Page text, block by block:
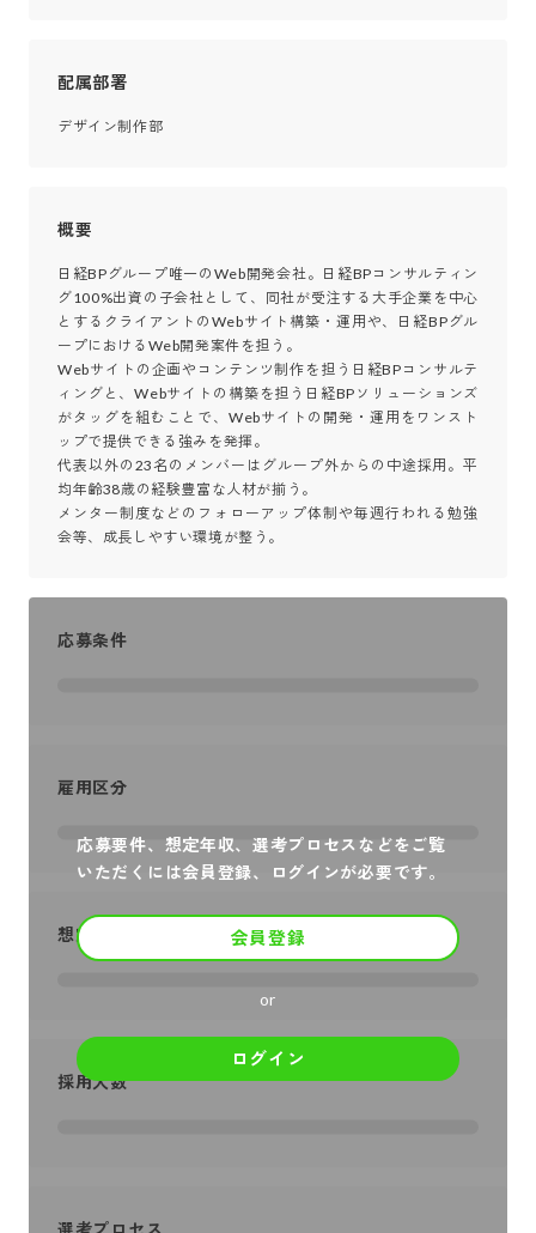
配属部署
デザイン制作部
概要
日経BPグループ唯一のWeb開発会社。日経BPコンサルティン
グ100%出資の子会社として、同社が受注する大手企業を中心
とするクライアントのWebサイト構築・運用や、日経BPグル
ープにおけるWeb開発案件を担う。
Webサイトの企画やコンテンツ制作を担う日経BPコンサルテ
ィングと、Webサイトの構築を担う日経BPソリューションズ
がタッグを組むことで、Webサイトの開発・運用をワンスト
ップで提供できる強みを発揮。
代表以外の23名のメンバーはグループ外からの中途採用。平
均年齢38歳の経験豊富な人材が揃う。
メンター制度などのフォローアップ体制や毎週行われる勉強
会等、成長しやすい環境が整う。
応募要件、想定年収、選考プロセスなどをご覧
いただくには会員登録、ログインが必要です。
会員登録
or
ログイン
応募条件
雇用区分
想定年収
採用人数